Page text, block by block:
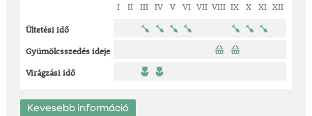
I II III IV V VI VII VIII IX X XI XII
Ültetési idő
Gyümölcsszedés ideje
Virágzási idő
Kevesebb információ